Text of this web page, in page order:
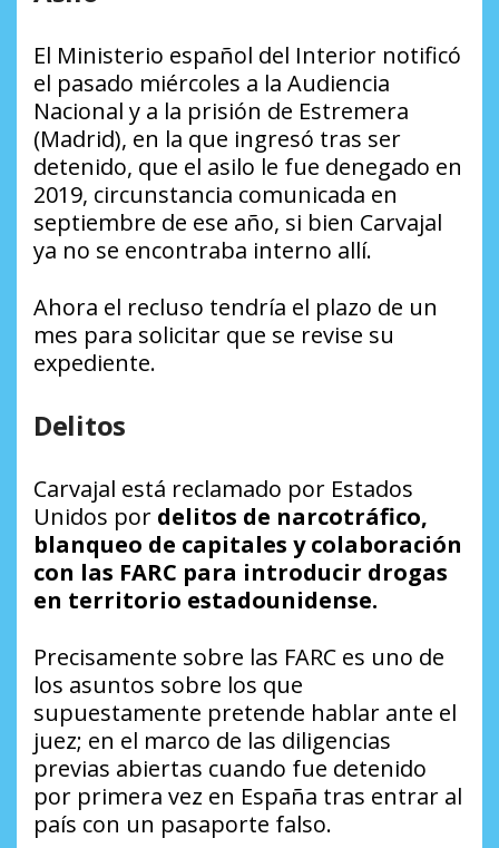
El Ministerio español del Interior notificó
el pasado miércoles a la Audiencia
Nacional y a la prisión de Estremera
(Madrid), en la que ingresó tras ser
detenido, que el asilo le fue denegado en
2019, circunstancia comunicada en
septiembre de ese año, si bien Carvajal
ya no se encontraba interno allí.
Ahora el recluso tendría el plazo de un
mes para solicitar que se revise su
expediente.
Delitos
Carvajal está reclamado por Estados
Unidos por delitos de narcotráfico,
blanqueo de capitales y colaboración
con las FARC para introducir drogas
en territorio estadounidense.
Precisamente sobre las FARC es uno de
los asuntos sobre los que
supuestamente pretende hablar ante el
juez; en el marco de las diligencias
previas abiertas cuando fue detenido
por primera vez en España tras entrar al
país con un pasaporte falso.